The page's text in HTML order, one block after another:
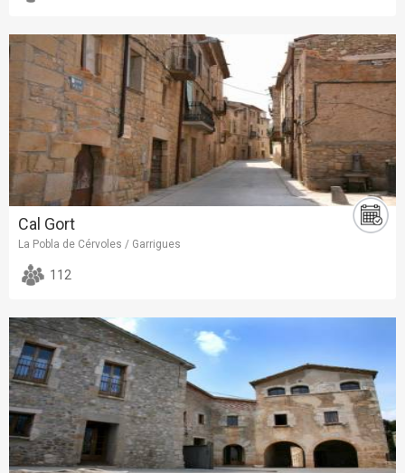
Cal Gort
La Pobla de Cérvoles / Garrigues
112